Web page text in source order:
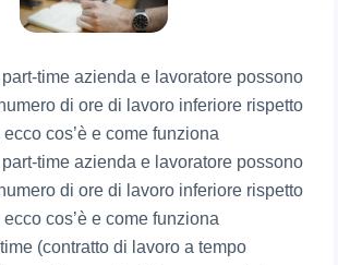
time azienda e lavoratore possono
di ore di lavoro inferiore rispetto
cos’è e come funziona
time azienda e lavoratore possono
di ore di lavoro inferiore rispetto
cos’è e come funziona
time (contratto di lavoro a tempo